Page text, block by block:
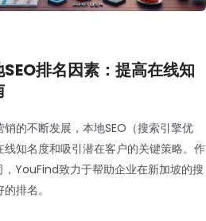
排名因素：提高在线知
的不断发展，本地SEO（搜索引擎优
知名度和吸引潜在客户的关键策略。作
，YouFind致力于帮助企业在新加坡的搜
排名。